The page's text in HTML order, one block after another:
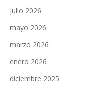
julio 2026
mayo 2026
marzo 2026
enero 2026
diciembre 2025